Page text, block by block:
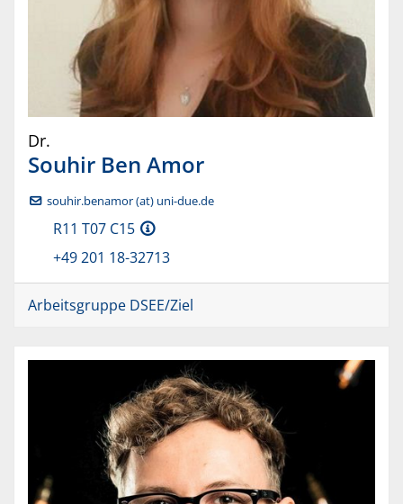
Dr.
Souhir Ben Amor
souhir.benamor (at) uni-due.de
R11 T07 C15
+49 201 18-32713
Arbeitsgruppe DSEE/Ziel